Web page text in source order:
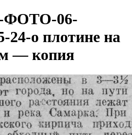
ФОТО-06-
24-о плотине на
— копия